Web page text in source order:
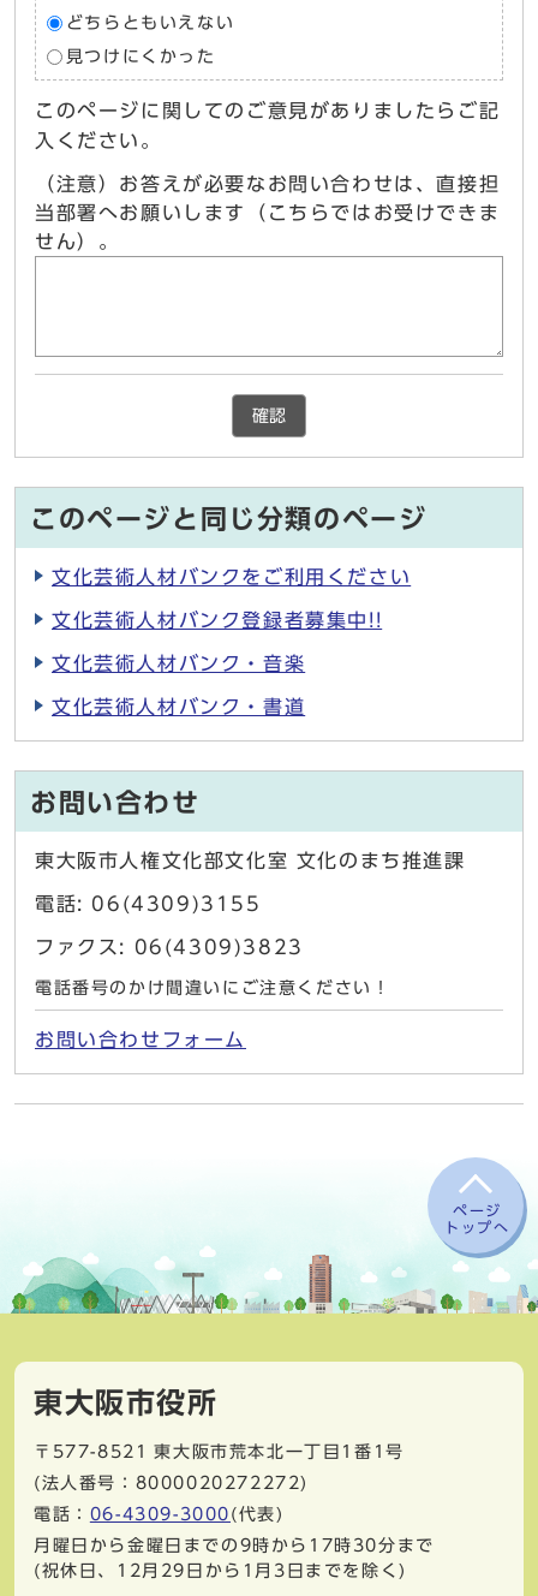
どちらともいえない
見つけにくかった
このページに関してのご意見がありましたらご記
入ください。
（注意）お答えが必要なお問い合わせは、直接担
当部署へお願いします（こちらではお受けできま
せん）。
確認
このページと同じ分類のページ
文化芸術人材バンクをご利用ください
文化芸術人材バンク登録者募集中!!
文化芸術人材バンク・音楽
文化芸術人材バンク・書道
お問い合わせ
東大阪市人権文化部文化室 文化のまち推進課
電話: 06(4309)3155
ファクス: 06(4309)3823
電話番号のかけ間違いにご注意ください！
お問い合わせフォーム
ページ
トップへ
東大阪市役所
〒577-8521
東大阪市荒本北一丁目1番1号
(法人番号：8000020272272)
電話： 06-4309-3000 (代表)
月曜日から金曜日までの9時から17時30分まで
(祝休日、12月29日から1月3日までを除く)